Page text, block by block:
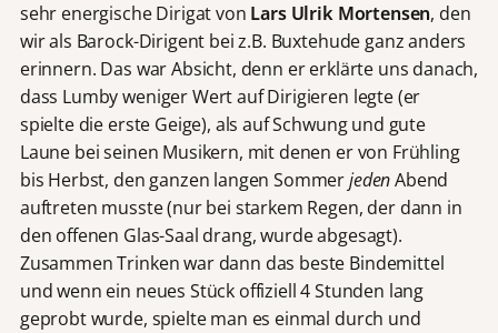
sehr energische Dirigat von Lars Ulrik Mortensen, den
wir als Barock-Dirigent bei z.B. Buxtehude ganz anders
erinnern. Das war Absicht, denn er erklärte uns danach,
dass Lumby weniger Wert auf Dirigieren legte (er
spielte die erste Geige), als auf Schwung und gute
Laune bei seinen Musikern, mit denen er von Frühling
bis Herbst, den ganzen langen SommerjedenAbend
auftreten musste (nur bei starkem Regen, der dann in
den offenen Glas-Saal drang, wurde abgesagt).
Zusammen Trinken war dann das beste Bindemittel
und wenn ein neues Stück offiziell 4 Stunden lang
geprobt wurde, spielte man es einmal durch und